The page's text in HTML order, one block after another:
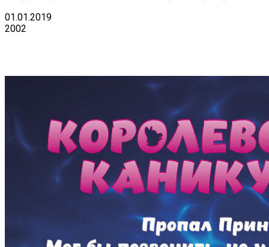
01.01.2019
2002